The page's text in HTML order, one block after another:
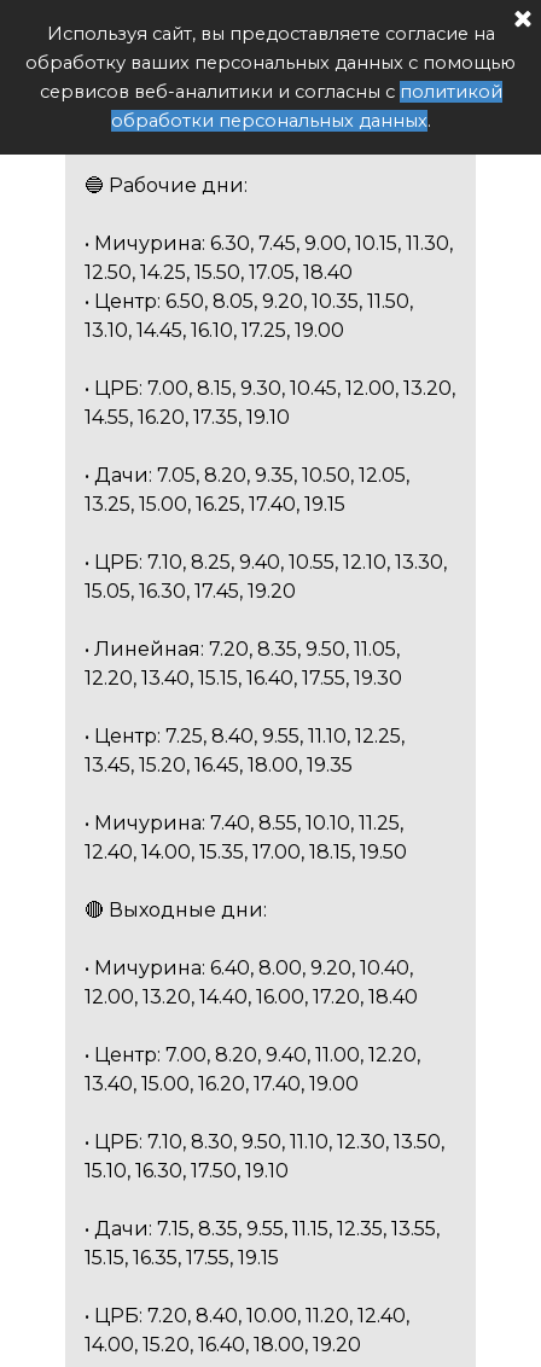
Используя сайт, вы предоставляете согласие на
обработку ваших персональных данных с помощью
сервисов веб-аналитики и согласны с политикой
обработки персональных данных.
Поиск
№ 5 «Мичурина – ЦРБ –
Дачи – ЦРБ – Мичурина»
🔵 Рабочие дни:
• Мичурина: 6.30, 7.45, 9.00, 10.15, 11.30,
12.50, 14.25, 15.50, 17.05, 18.40
• Центр: 6.50, 8.05, 9.20, 10.35, 11.50,
13.10, 14.45, 16.10, 17.25, 19.00
• ЦРБ: 7.00, 8.15, 9.30, 10.45, 12.00, 13.20,
14.55, 16.20, 17.35, 19.10
• Дачи: 7.05, 8.20, 9.35, 10.50, 12.05,
13.25, 15.00, 16.25, 17.40, 19.15
• ЦРБ: 7.10, 8.25, 9.40, 10.55, 12.10, 13.30,
15.05, 16.30, 17.45, 19.20
• Линейная: 7.20, 8.35, 9.50, 11.05,
12.20, 13.40, 15.15, 16.40, 17.55, 19.30
• Центр: 7.25, 8.40, 9.55, 11.10, 12.25,
13.45, 15.20, 16.45, 18.00, 19.35
• Мичурина: 7.40, 8.55, 10.10, 11.25,
12.40, 14.00, 15.35, 17.00, 18.15, 19.50
🔴 Выходные дни:
• Мичурина: 6.40, 8.00, 9.20, 10.40,
12.00, 13.20, 14.40, 16.00, 17.20, 18.40
• Центр: 7.00, 8.20, 9.40, 11.00, 12.20,
13.40, 15.00, 16.20, 17.40, 19.00
• ЦРБ: 7.10, 8.30, 9.50, 11.10, 12.30, 13.50,
15.10, 16.30, 17.50, 19.10
• Дачи: 7.15, 8.35, 9.55, 11.15, 12.35, 13.55,
15.15, 16.35, 17.55, 19.15
• ЦРБ: 7.20, 8.40, 10.00, 11.20, 12.40,
14.00, 15.20, 16.40, 18.00, 19.20